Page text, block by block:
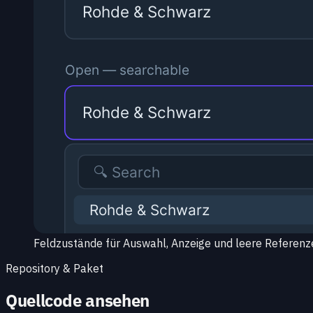
Feldzustände für Auswahl, Anzeige und leere
Repository & Paket
Quellcode ansehen